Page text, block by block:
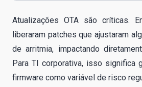
Atualizações OTA são críticas.
liberaram patches que ajustaram
de arritmia, impactando
Para TI corporativa, isso significa
firmware como variável de risco